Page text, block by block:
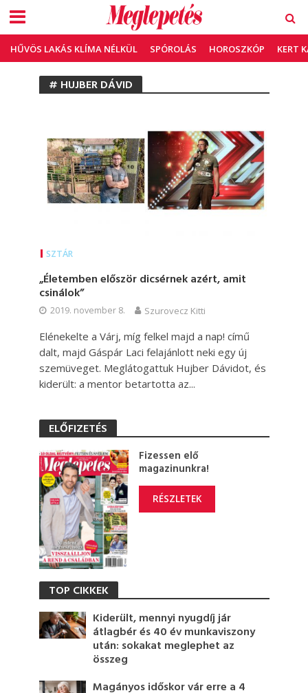
HŰVÖS LAKÁS KLÍMA NÉLKÜL SPÓROLÁS HOROSZKÓP KERT
# HUJBER DÁVID
SZTÁR
„Életemben először dicsérnek azért, amit
csinálok”
2019. november 8. Szurovecz Kitti
Elénekelte a Várj, míg felkel majd a nap! című
dalt, majd Gáspár Laci felajánlott neki egy új
szemüveget. Meglátogattuk Hujber Dávidot, és
kiderült: a mentor betartotta az...
ELŐFIZETÉS
Fizessen elő
magazinunkra!
RÉSZLETEK
TOP CIKKEK
Kiderült, mennyi nyugdíj jár
átlagbér és 40 év munkaviszony
után: sokakat meglephet az
összeg
Magányos időskor vár erre a 4